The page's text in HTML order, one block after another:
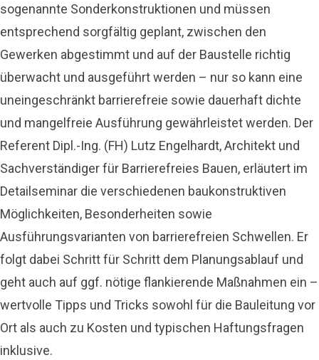
sogenannte Sonderkonstruktionen und müssen
entsprechend sorgfältig geplant, zwischen den
Gewerken abgestimmt und auf der Baustelle richtig
überwacht und ausgeführt werden – nur so kann eine
uneingeschränkt barrierefreie sowie dauerhaft dichte
und mangelfreie Ausführung gewährleistet werden. Der
Referent Dipl.-Ing. (FH) Lutz Engelhardt, Architekt und
Sachverständiger für Barrierefreies Bauen, erläutert im
Detailseminar die verschiedenen baukonstruktiven
Möglichkeiten, Besonderheiten sowie
Ausführungsvarianten von barrierefreien Schwellen. Er
folgt dabei Schritt für Schritt dem Planungsablauf und
geht auch auf ggf. nötige flankierende Maßnahmen ein –
wertvolle Tipps und Tricks sowohl für die Bauleitung vor
Ort als auch zu Kosten und typischen Haftungsfragen
inklusive.